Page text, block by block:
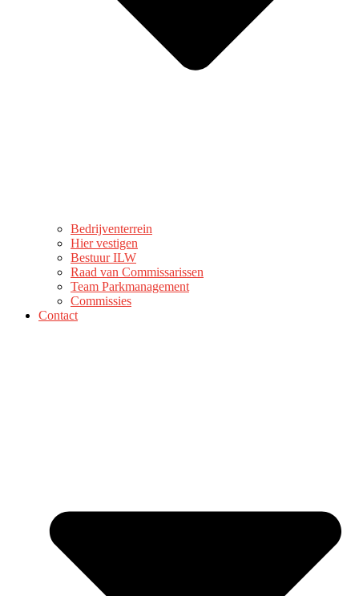
Bedrijventerrein
Hier vestigen
Bestuur ILW
Raad van Commissarissen
Team Parkmanagement
Commissies
Contact